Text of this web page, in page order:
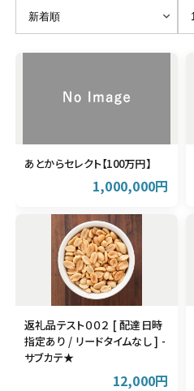
あとからセレクト【100万円】
1,000,000円
返礼品テスト００２ [ 配達日時
指定あり / リードタイムなし ] -
サブカテ★
12,000円